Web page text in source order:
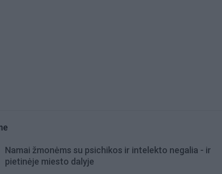
Namai žmonėms su psichikos ir intelekto negalia - ir
pietinėje miesto dalyje